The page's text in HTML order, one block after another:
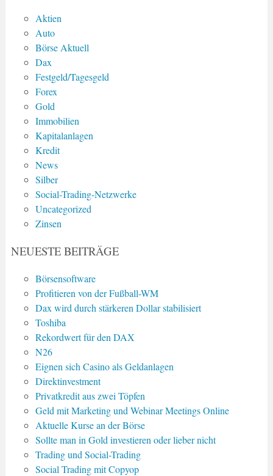
Aktien
Auto
Börse Aktuell
Dax
Festgeld/Tagesgeld
Forex
Gold
Immobilien
Kapitalanlagen
Kredit
News
Silber
Social-Trading-Netzwerke
Uncategorized
Zinsen
NEUESTE BEITRÄGE
Börsensoftware
Profitieren von der Fußball-WM
Dax wird durch stärkeren Dollar stabilisiert
Toshiba
Rekordwert für den DAX
N26
Eignen sich Casino als Geldanlagen
Direktinvestment
Privatkredit aus zwei Töpfen
Geld mit Marketing und Webinar Meetings Online
Aktuelle Kurse an der Börse
Sollte man in Gold investieren oder lieber nicht
Trading und Social-Trading
Social Trading mit Copyop